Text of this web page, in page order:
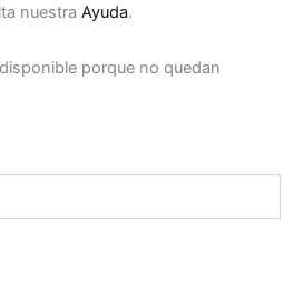
nuestra Ayuda.
porque no quedan